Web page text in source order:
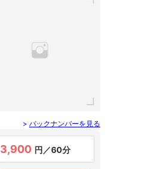
> バックナンバーを見る
3,900 円／60分